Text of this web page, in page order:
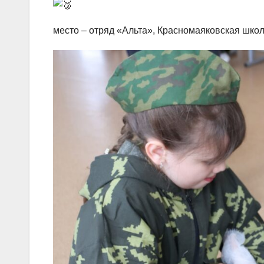
место – отряд «Альта», Красномаяковская